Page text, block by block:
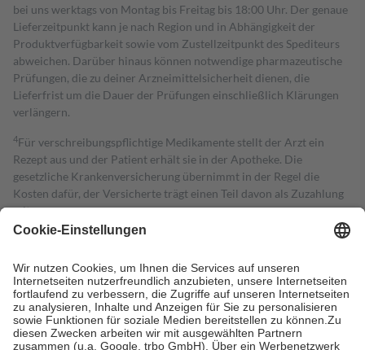
bei uns werktags von Montag bis Freitag bis 18:00 Uhr. Der genaue
Lieferzeitpunkt kann je nach Region und in Abhängigkeit der
Produktverfügbarkeit sowie vom Zustellzeitpunkt des Spediteurs
abweichen. Darüber hinaus können notwendige pharmazeutische
Prüfungen, die zu deiner Arzneimittelsicherheit dienen, die
Lieferfrist um die Dauer der Prüfungen einschließlich Klärungen
verlängern.
4Für verschreibungspflichtige Medikamente stellt der Arzt ein
Rezept aus und der Patient erhält sie in der Apotheke. Die
gesetzliche Krankenversicherung übernimmt in der Regel die
Kosten dafür, der Versicherte trägt einen Teil davon als Zuzahlung
mit.
Grundsätzlich leisten Mitglieder Zuzahlungen in Höhe von zehn
höchstens zehn Euro.
Es sind jedoch nie mehr als die tatsächlichen
Kosten der Leistung zu entrichten.
Diese Regeln gelten grundsätzlich auch für Online-Apotheken.
Bei Heilmitteln und häuslicher Krankenpflege beträgt die
Zuzahlung zehn Prozent der Kosten sowie zehn Euro je
Verordnung.